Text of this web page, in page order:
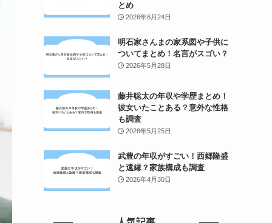
とめ
2026年6月24日
明石家さんまの家系図や子供に
ついてまとめ！名言がスゴい？
2026年5月28日
藤井聡太の年収や学歴まとめ！
彼女いたことある？意外な性格
も調査
2026年5月25日
武豊の年収がすごい！西郷隆盛
と遠縁？家族構成も調査
2026年4月30日